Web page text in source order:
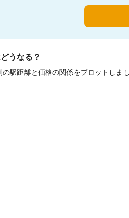
うなる？
駅距離と価格の関係をプロットしま